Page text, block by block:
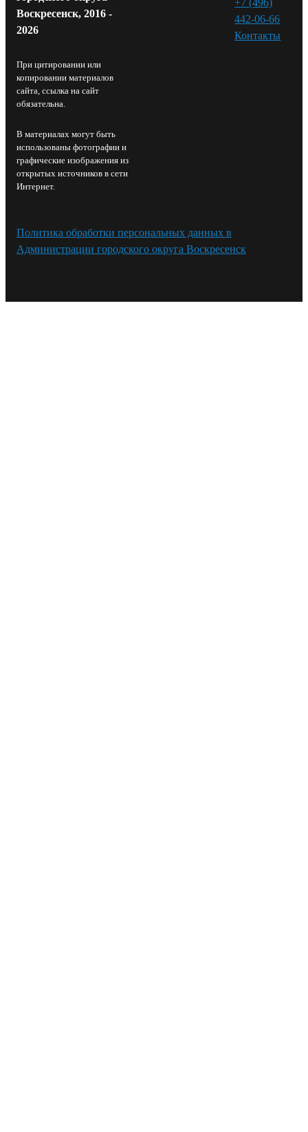
Воскресенск, 2016 -
2026
При цитировании или
копировании материалов
сайта, ссылка на сайт
обязательна.
В материалах могут быть
использованы фотографии и
графические изображения из
открытых источников в сети
Интернет.
442-06-66
Контакты⁠
Политика обработки персональных данных в
Администрации городского округа Воскресенск